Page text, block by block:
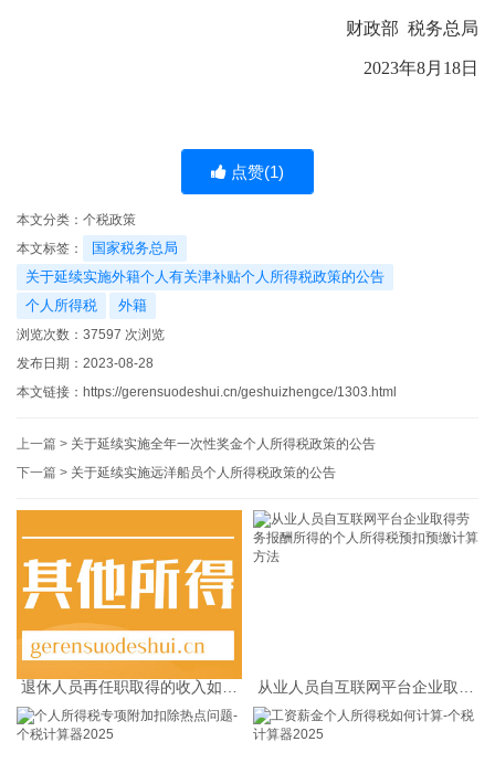
财政部 税务总局
2023年8月18日
点赞(1)
本文分类： 个税政策
本文标签：
国家税务总局
关于延续实施外籍个人有关津补贴个人所得税政策的公告
个人所得税
外籍
浏览次数： 37597 次浏览
发布日期：2023-08-28
本文链接： https://gerensuodeshui.cn/geshuizhengce/1303.html
上一篇 > 关于延续实施全年一次性奖金个人所得税政策的公告
下一篇 > 关于延续实施远洋船员个人所得税政策的公告
退休人员再任职取得的收入如何
从业人员自互联网平台企业取得
劳务报酬所得的个人所得税预扣
预缴计算方法